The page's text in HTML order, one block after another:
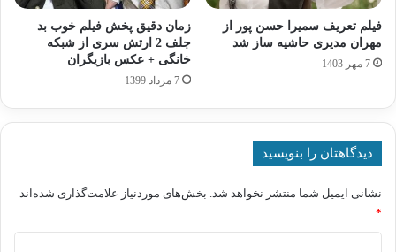
فیلم تعریف سمیرا حسن پور از
مهران مدیری حاشیه ساز شد
7 مهر 1403
زمان دقیق پخش فیلم خوب بد
جلف 2 ارتش سری از شبکه
خانگی + عکس بازیگران
7 مرداد 1399
دیدگاهتان را بنویسید
نشانی ایمیل شما منتشر نخواهد شد. بخش‌های موردنیاز علامت‌گذاری شده‌اند
*